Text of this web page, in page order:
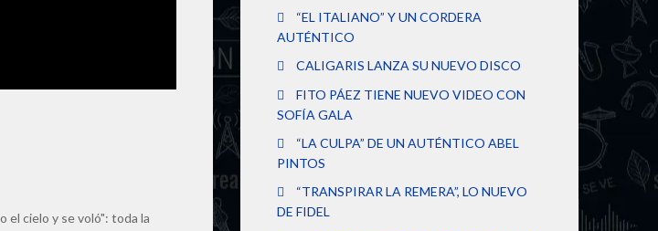
el cielo y se voló": toda la
“EL ITALIANO” Y UN CORDERA
AUTÉNTICO
CALIGARIS LANZA SU NUEVO DISCO
FITO PÁEZ TIENE NUEVO VIDEO CON
SOFÍA GALA
“LA CULPA” DE UN AUTÉNTICO ABEL
PINTOS
“TRANSPIRAR LA REMERA”, LO NUEVO
DE FIDEL